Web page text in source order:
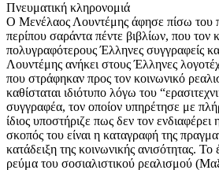
Πνευματική κληρονομιά
Ο Μενέλαος Λουντέμης άφησε πίσω του
περίπου σαράντα πέντε βιβλίων, που τον
πολυγραφότερους Έλληνες συγγραφείς
Λουντέμης ανήκει στους Έλληνες
που στράφηκαν προς τον κοινωνικό
καθίσταται ιδιότυπο λόγω του
συγγραφέα, τον οποίον υπηρέτησε με
ίδιος υποστήριζε πως δεν τον ενδιαφέρει
σκοπός του είναι η καταγραφή της
κατάδειξη της κοινωνικής ανισότητας.
ρεύμα του σοσιαλιστικού ρεαλισμού